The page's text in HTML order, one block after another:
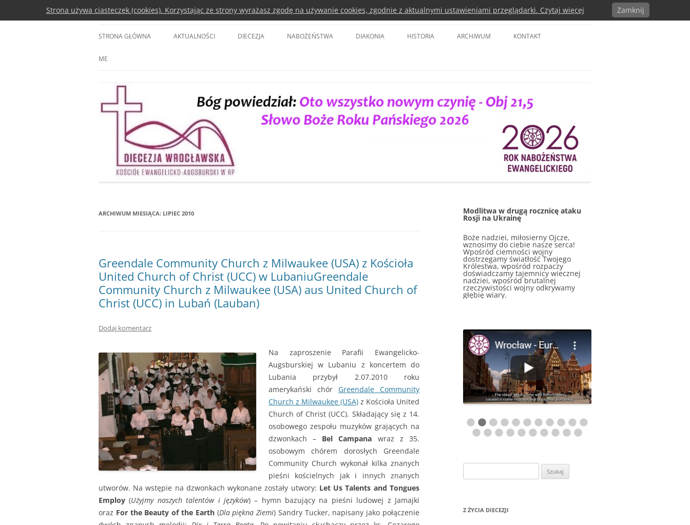
do
treści
Diecezja Wrocławska Kościoła Ewangelicko-Augsburska w RP
STRONA GŁÓWNA AKTUALNOŚCI DIECEZJA
SYNOD DIECEZJI
RADA DIECEZJALNA
DUCHOWNI
NABOŻEŃSTWA DIAKONIA
EWANGELICKIE CENTRUM
DIAKONII I EDUKACJI
HISTORIA ARCHIWUM KONTAKT
ME
ARCHIWUM MIESIĄCA: LIPIEC 2010
Greendale Community Church z Milwaukee (USA) z Kościoła
United Church of Christ (UCC) w LubaniuGreendale
Community Church z Milwaukee (USA) aus United Church of
Christ (UCC) in Lubań (Lauban)
Dodaj komentarz
Na zaproszenie Parafii Ewangelicko-
Augsburskiej w Lubaniu z koncertem do
Lubania przybył 2.07.2010 roku
amerykański chór Greendale Community
Church z Milwaukee (USA) z Kościoła United
Church of Christ (UCC). Składający się z 14.
osobowego zespołu muzyków grających na
dzwonkach – Bel Campana wraz z 35.
osobowym chórem dorosłych Greendale
Community Church wykonał kilka znanych
pieśni kościelnych jak i innych znanych
utworów. Na wstępie na dzwonkach wykonane zostały utwory: Let Us Talents and Tongues
Employ (Użyjmy naszych talentów i języków) – hymn bazujący na pieśni ludowej z Jamajki
oraz For the Beauty of the Earth(Dla piękna Ziemi) Sandry Tucker, napisany jako połączenie
Modlitwa w drugą rocznicę ataku
Rosji na Ukrainę
Boże nadziei, miłosierny Ojcze,
wznosimy do ciebie nasze serca!
Wpośród ciemności wojny
dostrzegamy światłość Twojego
Królestwa, wpośród rozpaczy
doświadczamy tajemnicy wiecznej
nadziei, wpośród brutalnej
rzeczywistości wojny odkrywamy
głębię wiary.
Z ŻYCIA DIECEZJI
Strona używa ciasteczek (cookies). Korzystając ze strony wyrażasz zgodę na używanie cookies, zgodnie z aktualnymi ustawieniami przeglądarki. Czytaj więcej Zamknij